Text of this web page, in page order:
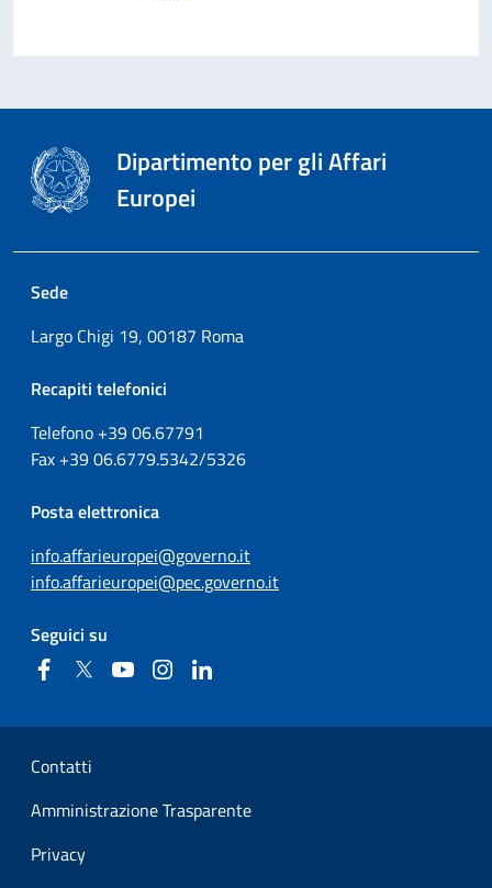
Dipartimento per gli Affari
Europei
Sede
Largo Chigi 19, 00187 Roma
Recapiti telefonici
Telefono +3906.67791
Fax +3906.6779.5342/5326
Posta elettronica
info.affarieuropei@governo.it
info.affarieuropei@pec.governo.it
Seguici su
FacebookTwitter YouTubeInstagram
Sezione Link Utili
Contatti
Amministrazione Trasparente
Privacy